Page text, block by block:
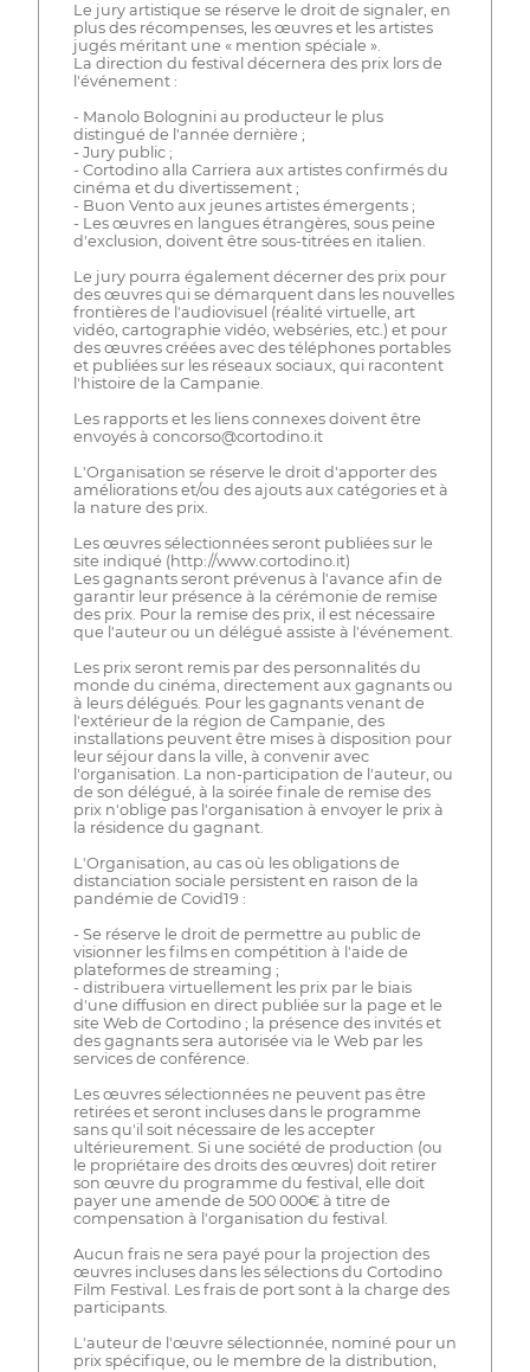
Le jury artistique se réserve le droit de signaler, en
plus des récompenses, les œuvres et les artistes
jugés méritant une « mention spéciale ».
La direction du festival décernera des prix lors de
l'événement :
- Manolo Bolognini au producteur le plus
distingué de l'année dernière ;
- Jury public ;
- Cortodino alla Carriera aux artistes confirmés du
cinéma et du divertissement ;
- Buon Vento aux jeunes artistes émergents ;
- Les œuvres en langues étrangères, sous peine
d'exclusion, doivent être sous-titrées en italien.
Le jury pourra également décerner des prix pour
des œuvres qui se démarquent dans les nouvelles
frontières de l'audiovisuel (réalité virtuelle, art
vidéo, cartographie vidéo, webséries, etc.) et pour
des œuvres créées avec des téléphones portables
et publiées sur les réseaux sociaux, qui racontent
l'histoire de la Campanie.
Les rapports et les liens connexes doivent être
envoyés à concorso@cortodino.it
L'Organisation se réserve le droit d'apporter des
améliorations et/ou des ajouts aux catégories et à
la nature des prix.
Les œuvres sélectionnées seront publiées sur le
site indiqué (http://www.cortodino.it)
Les gagnants seront prévenus à l'avance afin de
garantir leur présence à la cérémonie de remise
des prix. Pour la remise des prix, il est nécessaire
que l'auteur ou un délégué assiste à l'événement.
Les prix seront remis par des personnalités du
monde du cinéma, directement aux gagnants ou
à leurs délégués. Pour les gagnants venant de
l'extérieur de la région de Campanie, des
installations peuvent être mises à disposition pour
leur séjour dans la ville, à convenir avec
l'organisation. La non-participation de l'auteur, ou
de son délégué, à la soirée finale de remise des
prix n'oblige pas l'organisation à envoyer le prix à
la résidence du gagnant.
L'Organisation, au cas où les obligations de
distanciation sociale persistent en raison de la
pandémie de Covid19 :
- Se réserve le droit de permettre au public de
visionner les films en compétition à l'aide de
plateformes de streaming ;
- distribuera virtuellement les prix par le biais
d'une diffusion en direct publiée sur la page et le
site Web de Cortodino ; la présence des invités et
des gagnants sera autorisée via le Web par les
services de conférence.
Les œuvres sélectionnées ne peuvent pas être
retirées et seront incluses dans le programme
sans qu'il soit nécessaire de les accepter
ultérieurement. Si une société de production (ou
le propriétaire des droits des œuvres) doit retirer
son œuvre du programme du festival, elle doit
payer une amende de 500 000€ à titre de
compensation à l'organisation du festival.
Aucun frais ne sera payé pour la projection des
œuvres incluses dans les sélections du Cortodino
Film Festival. Les frais de port sont à la charge des
participants.
L'auteur de l'œuvre sélectionnée, nominé pour un
prix spécifique, ou le membre de la distribution,